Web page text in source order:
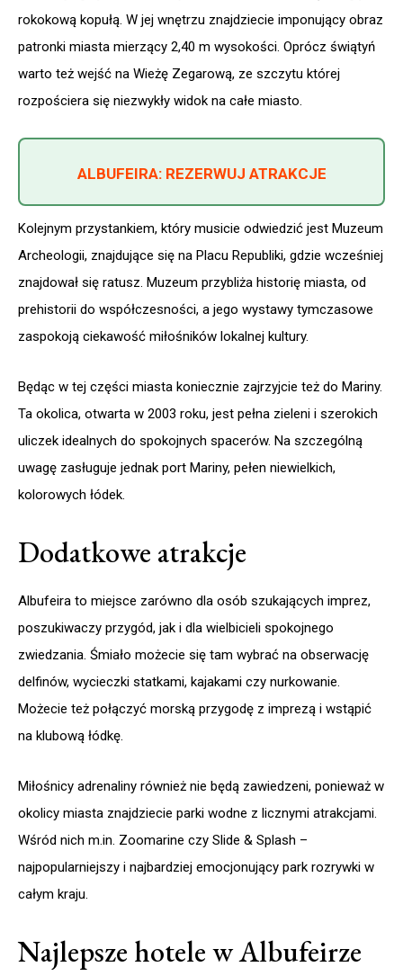
rokokową kopułą. W jej wnętrzu znajdziecie imponujący obraz
patronki miasta mierzący 2,40 m wysokości. Oprócz świątyń
warto też wejść na Wieżę Zegarową, ze szczytu której
rozpościera się niezwykły widok na całe miasto.
ALBUFEIRA: REZERWUJ ATRAKCJE
Kolejnym przystankiem, który musicie odwiedzić jest Muzeum
Archeologii, znajdujące się na Placu Republiki, gdzie wcześniej
znajdował się ratusz. Muzeum przybliża historię miasta, od
prehistorii do współczesności, a jego wystawy tymczasowe
zaspokoją ciekawość miłośników lokalnej kultury.
Będąc w tej części miasta koniecznie zajrzyjcie też do Mariny.
Ta okolica, otwarta w 2003 roku, jest pełna zieleni i szerokich
uliczek idealnych do spokojnych spacerów. Na szczególną
uwagę zasługuje jednak port Mariny, pełen niewielkich,
kolorowych łódek.
Dodatkowe atrakcje
Albufeira to miejsce zarówno dla osób szukających imprez,
poszukiwaczy przygód, jak i dla wielbicieli spokojnego
zwiedzania. Śmiało możecie się tam wybrać na obserwację
delfinów, wycieczki statkami, kajakami czy nurkowanie.
Możecie też połączyć morską przygodę z imprezą i wstąpić
na klubową łódkę.
Miłośnicy adrenaliny również nie będą zawiedzeni, ponieważ w
okolicy miasta znajdziecie parki wodne z licznymi atrakcjami.
Wśród nich m.in. Zoomarine czy Slide & Splash –
najpopularniejszy i najbardziej emocjonujący park rozrywki w
całym kraju.
Najlepsze hotele w Albufeirze